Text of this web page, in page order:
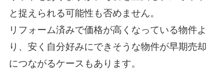
と捉えられる可能性も否めません。
リフォーム済みで価格が高くなっている物件よ
り、安く自分好みにできそうな物件が早期売却
につながるケースもあります。